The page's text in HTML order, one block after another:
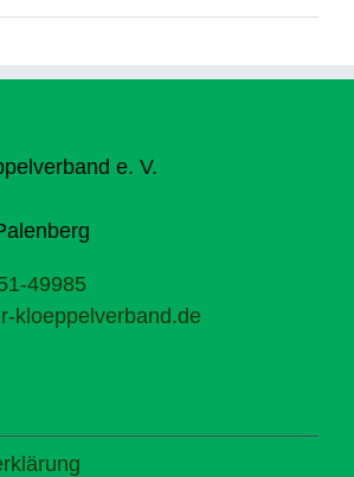
e. V.
49985
kloeppelverband.de